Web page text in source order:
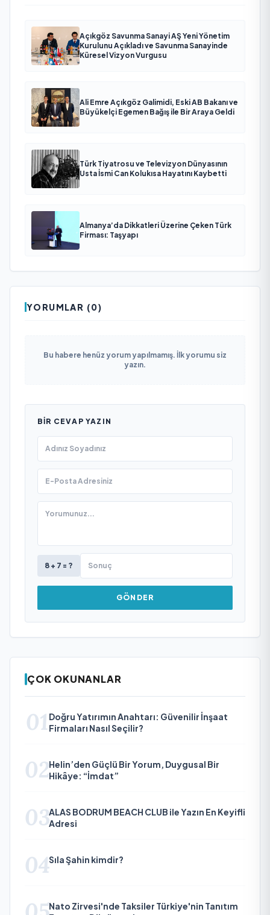
Açıkgöz Savunma Sanayi AŞ Yeni Yönetim
Kurulunu Açıkladı ve Savunma Sanayinde
Küresel Vizyon Vurgusu
Ali Emre Açıkgöz Galimidi, Eski AB Bakanı ve
Büyükelçi Egemen Bağış ile Bir Araya Geldi
Türk Tiyatrosu ve Televizyon Dünyasının
Usta İsmi Can Kolukısa Hayatını Kaybetti
Almanya’da Dikkatleri Üzerine Çeken Türk
Firması: Taşyapı
YORUMLAR (0)
Bu habere henüz yorum yapılmamış. İlk yorumu siz
yazın.
BIR CEVAP YAZIN
8 + 7 = ?
GÖNDER
ÇOK OKUNANLAR
01 Doğru Yatırımın Anahtarı: Güvenilir İnşaat
Firmaları Nasıl Seçilir?
02Helin’den Güçlü Bir Yorum, Duygusal Bir
Hikâye: “İmdat”
03ALAS BODRUM BEACH CLUB ile Yazın En Keyifli
Adresi
04Sıla Şahin kimdir?
Nato Zirvesi'nde Taksiler Türkiye'nin Tanıtım